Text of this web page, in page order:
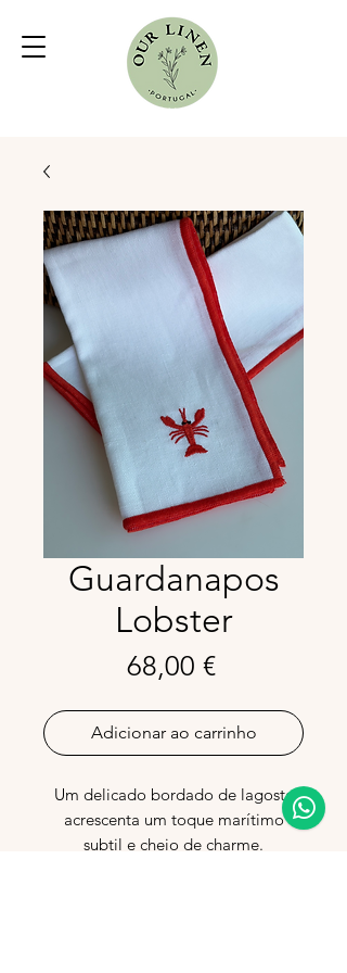
Guardanapos
Lobster
68,00 €Preço
Adicionar ao carrinho
Um delicado bordado de lagosta
acrescenta um toque marítimo
subtil e cheio de charme.